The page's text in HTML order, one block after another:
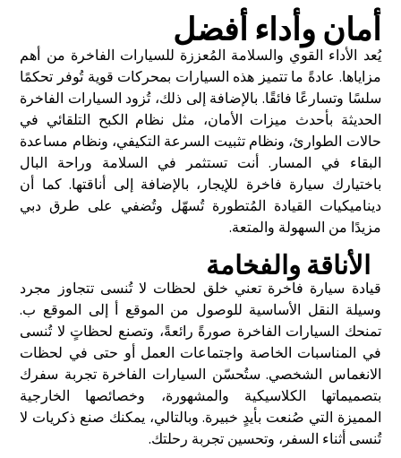
أمان وأداء أفضل
يُعد الأداء القوي والسلامة المُعززة للسيارات الفاخرة من أهم
مزاياها. عادةً ما تتميز هذه السيارات بمحركات قوية تُوفر تحكمًا
سلسًا وتسارعًا فائقًا. بالإضافة إلى ذلك، تُزود السيارات الفاخرة
الحديثة بأحدث ميزات الأمان، مثل نظام الكبح التلقائي في
حالات الطوارئ، ونظام تثبيت السرعة التكيفي، ونظام مساعدة
البقاء في المسار. أنت تستثمر في السلامة وراحة البال
باختيارك سيارة فاخرة للإيجار، بالإضافة إلى أناقتها. كما أن
ديناميكيات القيادة المُتطورة تُسهّل وتُضفي على طرق دبي
مزيدًا من السهولة والمتعة.
الأناقة والفخامة
قيادة سيارة فاخرة تعني خلق لحظات لا تُنسى تتجاوز مجرد
وسيلة النقل الأساسية للوصول من الموقع أ إلى الموقع ب.
تمنحك السيارات الفاخرة صورةً رائعةً، وتصنع لحظاتٍ لا تُنسى
في المناسبات الخاصة واجتماعات العمل أو حتى في لحظات
الانغماس الشخصي. ستُحسّن السيارات الفاخرة تجربة سفرك
بتصميماتها الكلاسيكية والمشهورة، وخصائصها الخارجية
المميزة التي صُنعت بأيدٍ خبيرة. وبالتالي، يمكنك صنع ذكريات لا
تُنسى أثناء السفر، وتحسين تجربة رحلتك.